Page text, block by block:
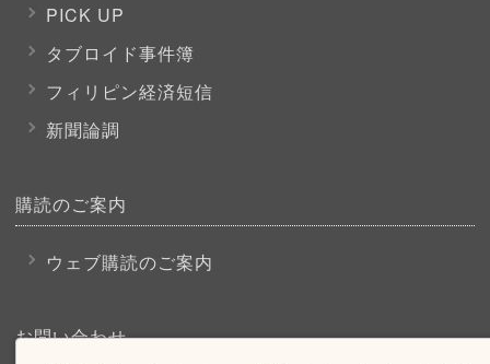
PICK UP
タブロイド事件簿
フィリピン経済短信
新聞論調
購読のご案内
ウェブ購読のご案内
お問い合わせ